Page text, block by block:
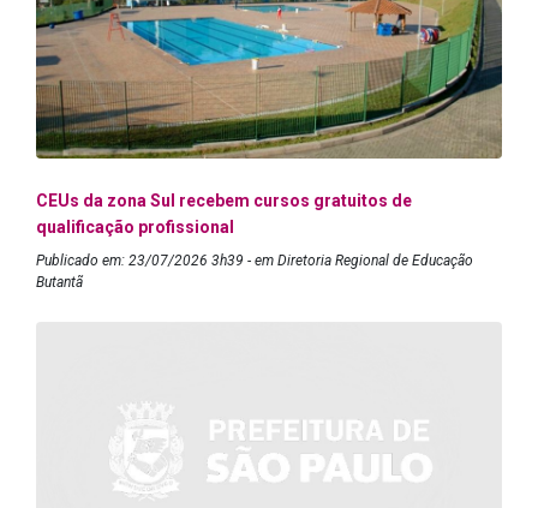
CEUs da zona Sul recebem cursos gratuitos de
qualificação profissional
Publicado em: 23/07/2026 3h39 - em Diretoria Regional de Educação
Butantã